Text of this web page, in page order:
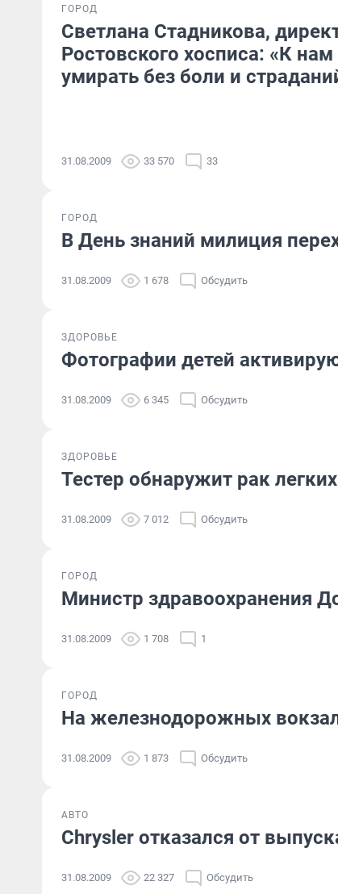
ГОРОД
Светлана Стадникова,
Ростовского хосписа: «К
умирать без боли и
31.08.2009 33 570 33
ГОРОД
В День знаний милиция
31.08.2009 1 678 Обсудить
ЗДОРОВЬЕ
Фотографии детей
31.08.2009 6 345 Обсудить
ЗДОРОВЬЕ
Тестер обнаружит рак
31.08.2009 7 012 Обсудить
ГОРОД
Министр здравоохранения
31.08.2009 1 708 1
ГОРОД
На железнодорожных
31.08.2009 1 873 Обсудить
АВТО
Chrysler отказался от
31.08.2009 22 327 Обсудить